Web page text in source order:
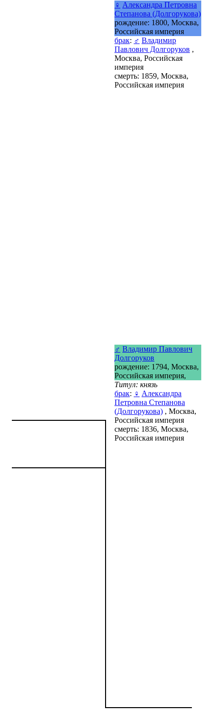
♀ Александра Петровна
Степанова (Долгорукова)
рождение: 1800, Москва,
Российская империя
брак: ♂ Владимир
Павлович Долгоруков ,
Москва, Российская
империя
смерть: 1859, Москва,
Российская империя
♂ Владимир Павлович
Долгоруков
рождение: 1794, Москва,
Российская империя,
Титул: князь
брак: ♀ Александра
Петровна Степанова
(Долгорукова) , Москва,
Российская империя
смерть: 1836, Москва,
Российская империя